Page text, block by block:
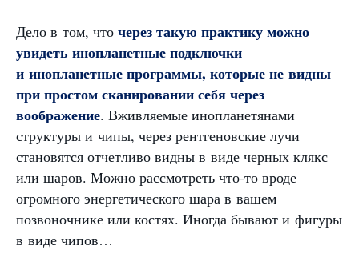
Дело в том, что через такую практику можно
увидеть инопланетные подключки
и инопланетные программы, которые не видны
при простом сканировании себя через
воображение. Вживляемые инопланетянами
структуры и чипы, через рентгеновские лучи
становятся отчетливо видны в виде черных клякс
или шаров. Можно рассмотреть что-то вроде
огромного энергетического шара в вашем
позвоночнике или костях. Иногда бывают и фигуры
в виде чипов…